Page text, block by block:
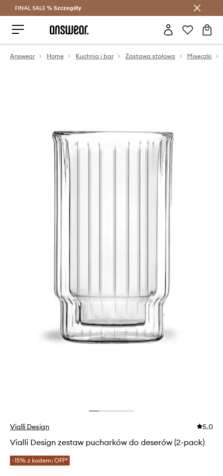
Oszczędzaj z Answear Club >
FINAL SALE % Szczegóły
Answear Home Kuchnia i bar Zastawa stołowa Miseczki
Vialli Design 5.0
Vialli Design zestaw pucharków do deserów (2-pack)
-15% z kodem: OFF*